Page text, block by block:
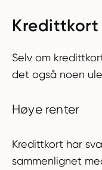
Selv om
det også noen
Høye renter
Kredittkort har
sammenlignet